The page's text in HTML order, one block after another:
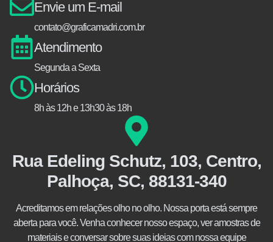
Envie um E-mail
contato@graficamadri.com.br
Atendimento
Segunda a Sexta
Horários
8h às 12h e 13h30 às 18h
Rua Edeling Schutz, 103, Centro,
Palhoça, SC, 88131-340
Acreditamos em relações olho no olho. Nossa porta está sempre
aberta para você. Venha conhecer nosso espaço, ver amostras de
materiais e conversar sobre suas ideias com nossa equipe